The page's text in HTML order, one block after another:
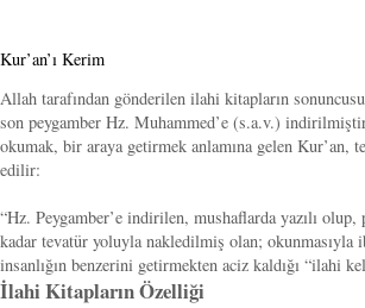
Kur’an’ı Kerim
Allah tarafından gönderilen ilahi kitapların
son peygamber Hz. Muhammed’e (s.a.v.)
okumak, bir araya getirmek anlamına gelen Kur’an,
edilir:
“Hz. Peygamber’e indirilen, mushaflarda yazılı
kadar tevatür yoluyla nakledilmiş olan; okunmasıyla
insanlığın benzerini getirmekten aciz kaldığı “ilahi
İlahi Kitapların Özelliği